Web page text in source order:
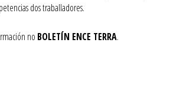
dos traballadores.
no BOLETÍN ENCE TERRA.